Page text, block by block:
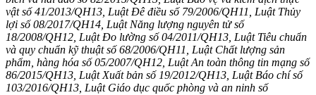
vật số 41/2013/QH13, Luật Đê điều số 79/2006/QH11, Luật Thủy
lợi số 08/2017/QH14, Luật Năng lượng nguyên tửsố
18/2008/QH12, Luật Đo lường số 04/2011/QH13, Luật Tiêu chuẩn
và quy chuẩn kỹ thuật số 68/2006/QH11, Luật Chất lượng sản
phẩm, hàng hóa số 05/2007/QH12, Luật An toàn thông tin mạng số
86/2015/QH13, Luật Xuất bản số 19/2012/QH13, Luật Báo chísố
103/2016/QH13, Luật Giáo dục quốc phòng và an ninh số